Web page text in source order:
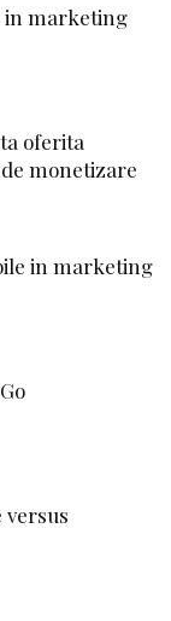
in marketing
oferita
monetizare
in marketing
versus